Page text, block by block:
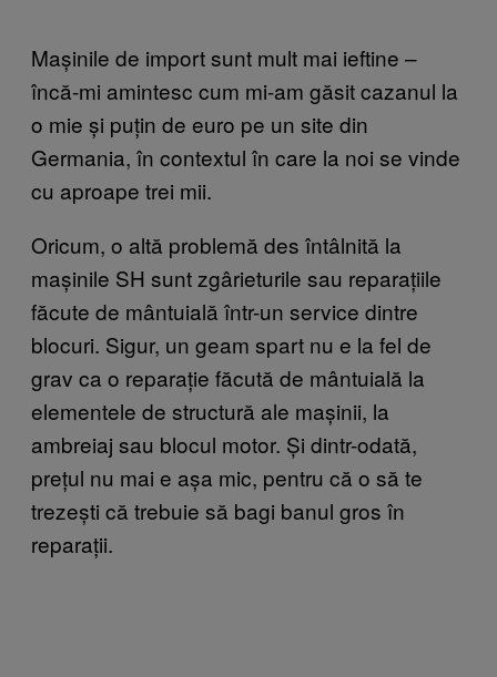
Mașinile de import sunt mult mai ieftine –
încă-mi amintesc cum mi-am găsit cazanul la
o mie și puțin de euro pe un site din
Germania, în contextul în care la noi se vinde
cu aproape trei mii.
Oricum, o altă problemă des întâlnită la
mașinile SH sunt zgârieturile sau reparațiile
făcute de mântuială într-un service dintre
blocuri. Sigur, un geam spart nu e la fel de
grav ca o reparație făcută de mântuială la
elementele de structură ale mașinii, la
ambreiaj sau blocul motor. Și dintr-odată,
prețul nu mai e așa mic, pentru că o să te
trezești că trebuie să bagi banul gros în
reparații.